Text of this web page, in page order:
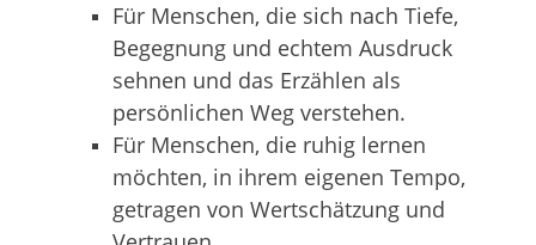
Für Menschen, die sich nach Tiefe,
Begegnung und echtem Ausdruck
sehnen und das Erzählen als
persönlichen Weg verstehen.
Für Menschen, die ruhig lernen
möchten, in ihrem eigenen Tempo,
getragen von Wertschätzung und